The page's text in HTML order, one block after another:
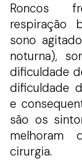
Roncos
respiração
sono
noturna),
dificuldade
dificuldade
e
são os
melhoram
cirurgia.